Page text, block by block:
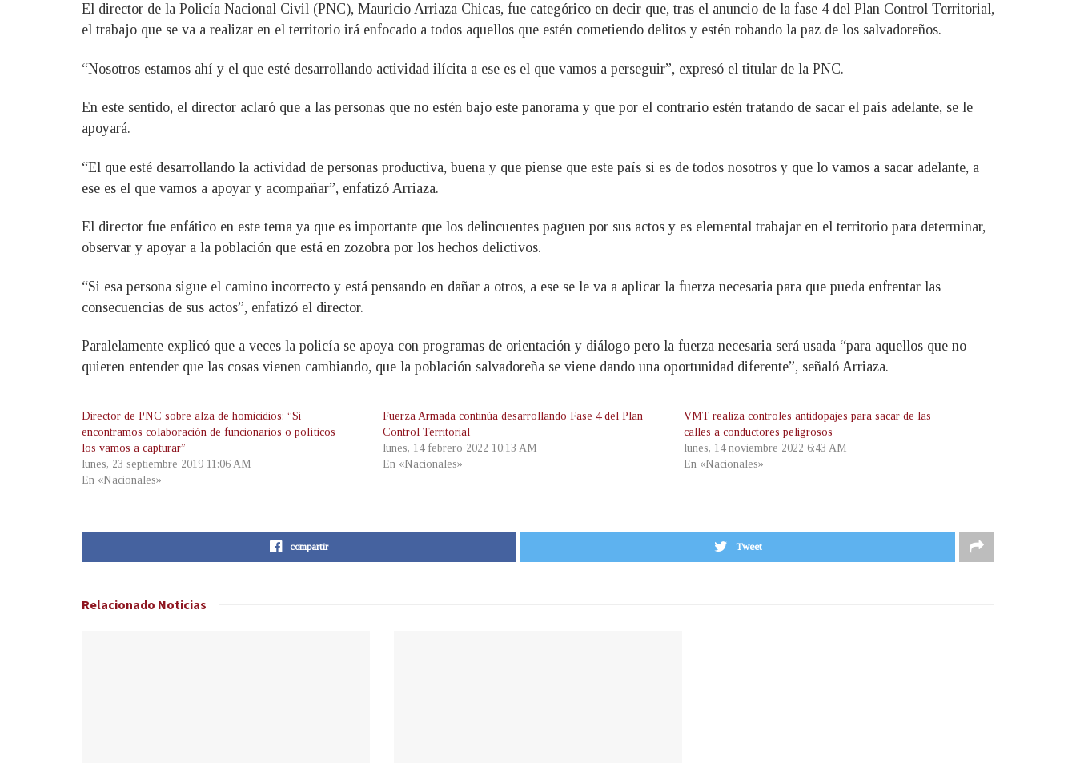
El director de la Policía Nacional Civil (PNC), Mauricio Arriaza Chicas, fue categórico en decir que, tras el anuncio de la fase 4 del Plan Control Territorial,
el trabajo que se va a realizar en el territorio irá enfocado a todos aquellos que estén cometiendo delitos y estén robando la paz de los salvadoreños.
“Nosotros estamos ahí y el que esté desarrollando actividad ilícita a ese es el que vamos a perseguir”, expresó el titular de la PNC.
En este sentido, el director aclaró que a las personas que no estén bajo este panorama y que por el contrario estén tratando de sacar el país adelante, se le
apoyará.
“El que esté desarrollando la actividad de personas productiva, buena y que piense que este país si es de todos nosotros y que lo vamos a sacar adelante, a
ese es el que vamos a apoyar y acompañar”, enfatizó Arriaza.
El director fue enfático en este tema ya que es importante que los delincuentes paguen por sus actos y es elemental trabajar en el territorio para determinar,
observar y apoyar a la población que está en zozobra por los hechos delictivos.
“Si esa persona sigue el camino incorrecto y está pensando en dañar a otros, a ese se le va a aplicar la fuerza necesaria para que pueda enfrentar las
consecuencias de sus actos”, enfatizó el director.
Paralelamente explicó que a veces la policía se apoya con programas de orientación y diálogo pero la fuerza necesaria será usada “para aquellos que no
quieren entender que las cosas vienen cambiando, que la población salvadoreña se viene dando una oportunidad diferente”, señaló Arriaza.
Director de PNC sobre alza de homicidios: “Si
encontramos colaboración de funcionarios o políticos
los vamos a capturar”
lunes, 23 septiembre 2019 11:06 AM
En «Nacionales»
Fuerza Armada continúa desarrollando Fase 4 del Plan
Control Territorial
lunes, 14 febrero 2022 10:13 AM
En «Nacionales»
VMT realiza controles antidopajes para sacar de las
calles a conductores peligrosos
lunes, 14 noviembre 2022 6:43 AM
En «Nacionales»
compartir Tweet
Relacionado Noticias